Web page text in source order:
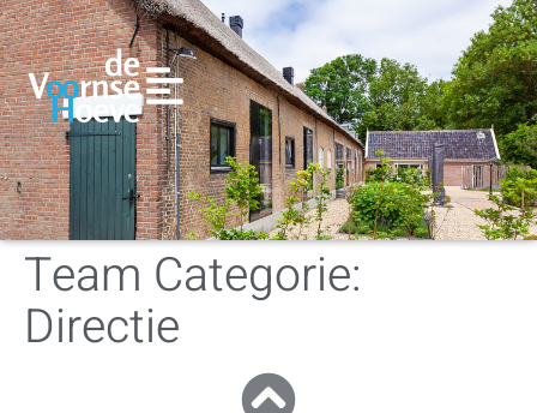
Team Categorie:
Directie